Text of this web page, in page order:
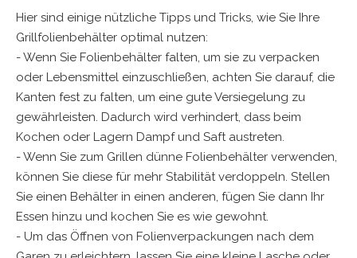
Hier sind einige nützliche Tipps und Tricks, wie Sie Ihre
Grillfolienbehälter optimal nutzen:
- Wenn Sie Folienbehälter falten, um sie zu verpacken
oder Lebensmittel einzuschließen, achten Sie darauf, die
Kanten fest zu falten, um eine gute Versiegelung zu
gewährleisten. Dadurch wird verhindert, dass beim
Kochen oder Lagern Dampf und Saft austreten.
- Wenn Sie zum Grillen dünne Folienbehälter verwenden,
können Sie diese für mehr Stabilität verdoppeln. Stellen
Sie einen Behälter in einen anderen, fügen Sie dann Ihr
Essen hinzu und kochen Sie es wie gewohnt.
- Um das Öffnen von Folienverpackungen nach dem